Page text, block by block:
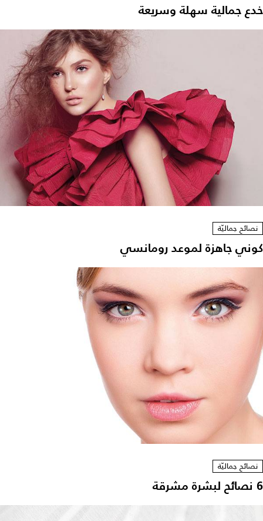
خدع جمالية سهلة وسريعة
نصائح جماليّة
كوني جاهزة لموعد رومانسي
نصائح جماليّة
6 نصائح لبشرة مشرقة